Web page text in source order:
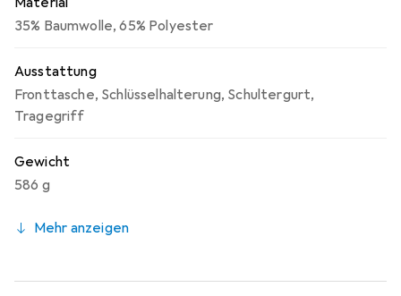
35% Baumwolle,65% Polyester
Ausstattung
Fronttasche, Schlüsselhalterung, Schultergurt,
Tragegriff
Gewicht
586 g
Mehr anzeigen